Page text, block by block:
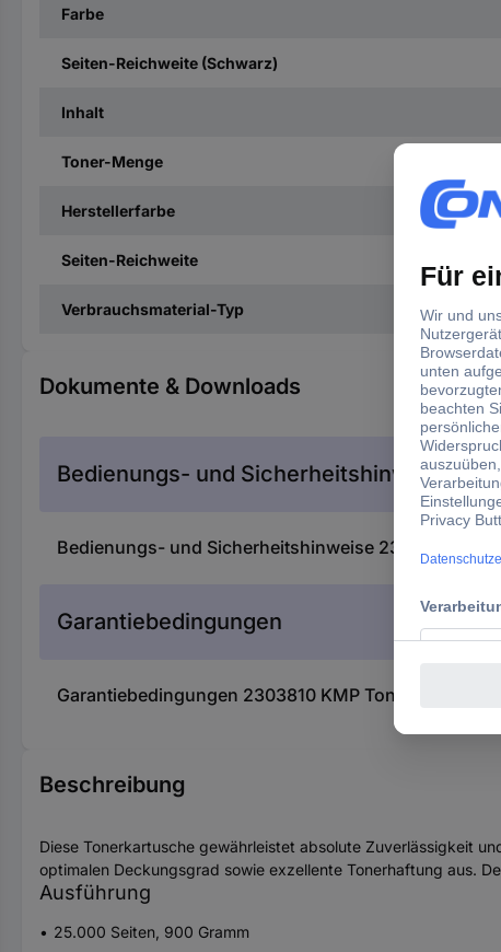
Farbe
Seiten-Reichweite (Schwarz)
Inhalt
Toner-Menge
Herstellerfarbe
Seiten-Reichweite
Verbrauchsmaterial-Typ
Dokumente & Downloads
Bedienungs- und Sicherheitshinweise
Bedienungs- und Sicherheitshinweise 2303810
Garantiebedingungen
Garantiebedingungen 2303810 KMP Toner ersetzt
Beschreibung
Diese Tonerkartusche gewährleistet absolute Zuverlässigkeit
optimalen Deckungsgrad sowie exzellente Tonerhaftung aus.
Ausführung
25.000 Seiten, 900 Gramm